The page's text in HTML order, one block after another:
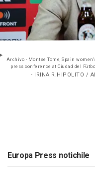
Archivo - Montse Tome, Spain
press conference at Ciudad del
- IRINA R.HIPOLITO /
Europa Press notichile